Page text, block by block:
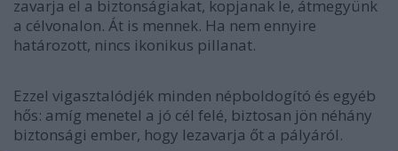
zavarja el a biztonságiakat, kopjanak le, átmegyünk
a célvonalon. Át is mennek. Ha nem ennyire
határozott, nincs ikonikus pillanat.
Ezzel vigasztalódjék minden népboldogító és egyéb
hős: amíg menetel a jó cél felé, biztosan jön néhány
biztonsági ember, hogy lezavarja őt a pályáról.